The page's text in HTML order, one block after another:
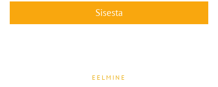
EELMINE